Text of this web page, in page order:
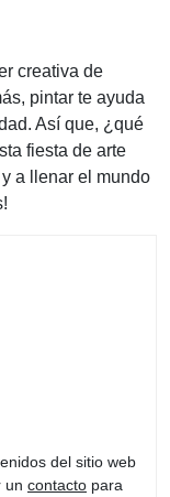
creativa de
pintar te ayuda
Así que, ¿qué
fiesta de arte
y a llenar el mundo
del sitio web
un contacto para